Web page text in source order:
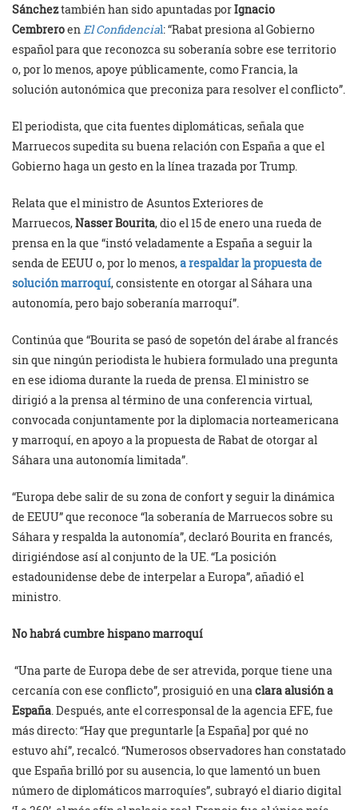
Sáncheztambién han sido apuntadas porIgnacio
CembreroenEl Confidencial: “Rabat presiona al Gobierno
español para que reconozca su soberanía sobre ese territorio
o, por lo menos, apoye públicamente, como Francia, la
solución autonómica que preconiza para resolver el conflicto”.
El periodista, que cita fuentes diplomáticas, señala que
Marruecos supedita su buena relación con España a que el
Gobierno haga un gesto en la línea trazada por Trump.
Relata que el ministro de Asuntos Exteriores de
Marruecos,Nasser Bourita, dio el 15 de enero una rueda de
prensa en la que “instó veladamente a España a seguir la
senda de EEUU o, por lo menos,a respaldar la propuesta de
solución marroquí, consistente en otorgar al Sáhara una
autonomía, pero bajo soberanía marroquí”.
Continúa que “Bourita se pasó de sopetón del árabe al francés
sin que ningún periodista le hubiera formulado una pregunta
en ese idioma durante la rueda de prensa. El ministro se
dirigió a la prensa al término de una conferencia virtual,
convocada conjuntamente por la diplomacia norteamericana
y marroquí, en apoyo a la propuesta de Rabat de otorgar al
Sáhara una autonomía limitada”.
“Europa debe salir de su zona de confort y seguir la dinámica
de EEUU” que reconoce “la soberanía de Marruecos sobre su
Sáhara y respalda la autonomía”, declaró Bourita en francés,
dirigiéndose así al conjunto de la UE. “La posición
estadounidense debe de interpelar a Europa”, añadió el
ministro.
No habrá cumbre hispano marroquí
“Una parte de Europa debe de ser atrevida, porque tiene una
cercanía con ese conflicto”, prosiguió en unaclara alusión a
España. Después, ante el corresponsal de la agencia EFE, fue
más directo: “Hay que preguntarle [a España] por qué no
estuvo ahí”, recalcó. “Numerosos observadores han constatado
que España brilló por su ausencia, lo que lamentó un buen
número de diplomáticos marroquíes”, subrayó el diario digital